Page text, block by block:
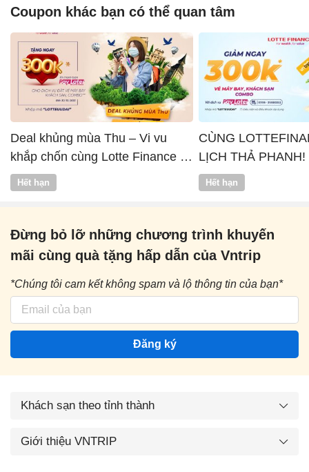
Coupon khác bạn có thể quan tâm
Deal khủng mùa Thu – Vi vu
khắp chốn cùng Lotte Finance x
Vntrip
Hết hạn
CÙNG
LỊCH THẢ PHANH!
Hết hạn
Đừng bỏ lỡ những chương trình khuyến
mãi cùng quà tặng hấp dẫn của Vntrip
*Chúng tôi cam kết không spam và lộ thông tin của bạn*
Đăng ký
Khách sạn theo tỉnh thành
Giới thiệu VNTRIP